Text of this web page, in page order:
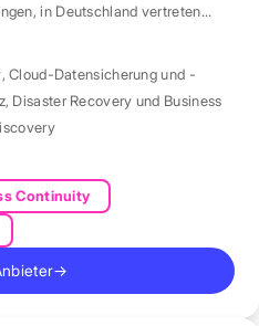
in Deutschland vertreten
,Cloud-Datensicherung und -
, Disaster Recovery und Business
Continuity
→